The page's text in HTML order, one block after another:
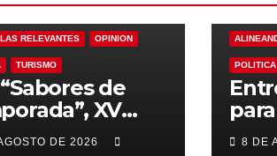
LAS RELEVANTES OPINION
TURISMO
de
XV
de
DE 2026
POLITICA
8 DE